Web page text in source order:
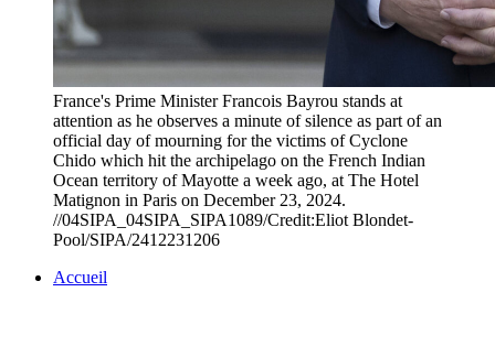
France's Prime Minister Francois Bayrou stands at
attention as he observes a minute of silence as part of an
official day of mourning for the victims of Cyclone
Chido which hit the archipelago on the French Indian
Ocean territory of Mayotte a week ago, at The Hotel
Matignon in Paris on December 23, 2024.
//04SIPA_04SIPA_SIPA1089/Credit:Eliot Blondet-
Pool/SIPA/2412231206
Accueil